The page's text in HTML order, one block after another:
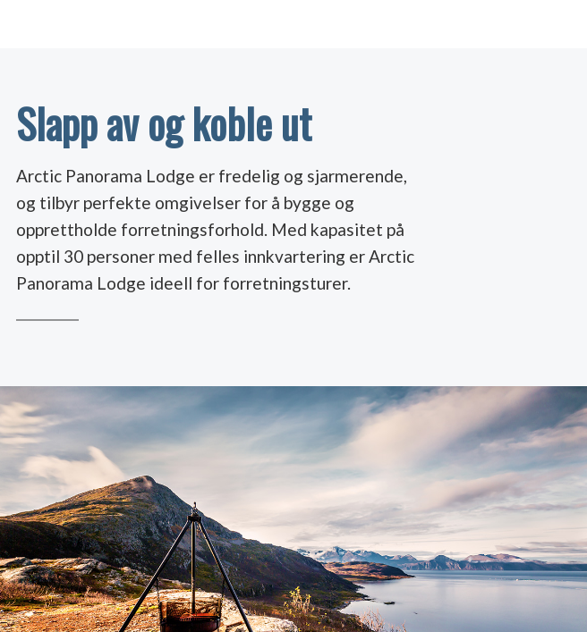
Slapp av og koble ut
Arctic Panorama Lodge er fredelig og sjarmerende,
og tilbyr perfekte omgivelser for å bygge og
opprettholde forretningsforhold. Med kapasitet på
opptil 30 personer med felles innkvartering er Arctic
Panorama Lodge ideell for forretningsturer.